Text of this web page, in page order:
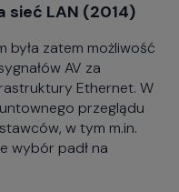
sieć LAN (2014)
była zatem możliwość
AV za
Ethernet. W
przeglądu
w tym m.in.
wybór padł na